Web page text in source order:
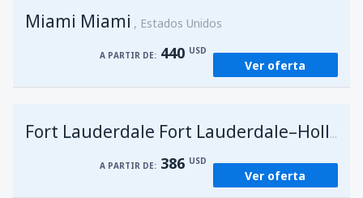
Miami Miami Estados Unidos
A PARTIR DE: 440 USD
Ver oferta
Fort Lauderdale Fort Lauderdale–Hollywood Intl Airport
A PARTIR DE: 386 USD
Ver oferta